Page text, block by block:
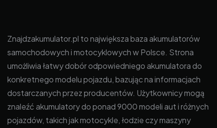
Znajdzakumulator.pl to największa baza akumulatorów
samochodowych i motocyklowych w Polsce. Strona
umożliwia łatwy dobór odpowiedniego akumulatora do
konkretnego modelu pojazdu, bazując na informacjach
dostarczanych przez producentów. Użytkownicy mogą
znaleźć akumulatory do ponad 9000 modeli aut i różnych
pojazdów, takich jak motocykle, łodzie czy maszyny